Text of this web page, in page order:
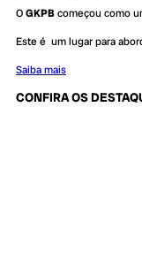
OGKPBcomeçou como
Este é um lugar para
Saiba mais
CONFIRA OS